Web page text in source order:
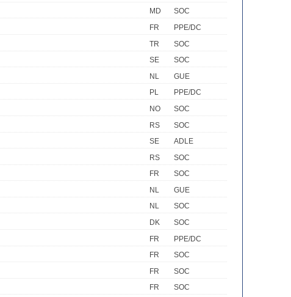
MD
SOC
FR
PPE/DC
TR
SOC
SE
SOC
NL
GUE
PL
PPE/DC
NO
SOC
RS
SOC
SE
ADLE
RS
SOC
FR
SOC
NL
GUE
NL
SOC
DK
SOC
FR
PPE/DC
FR
SOC
FR
SOC
FR
SOC